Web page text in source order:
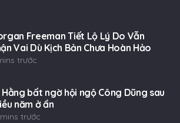
Freeman Tiết Lộ Lý Do Vẫn
Vai Dù Kịch Bản Chưa Hoàn Hảo
trước
Hằng bất ngờ hội ngộ Công Dũng sau
năm ở ẩn
trước